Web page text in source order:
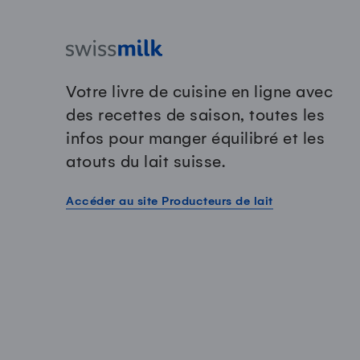
Votre livre de cuisine en ligne avec
des recettes de saison, toutes les
infos pour manger équilibré et les
atouts du lait suisse.
Accéder au site Producteurs de lait